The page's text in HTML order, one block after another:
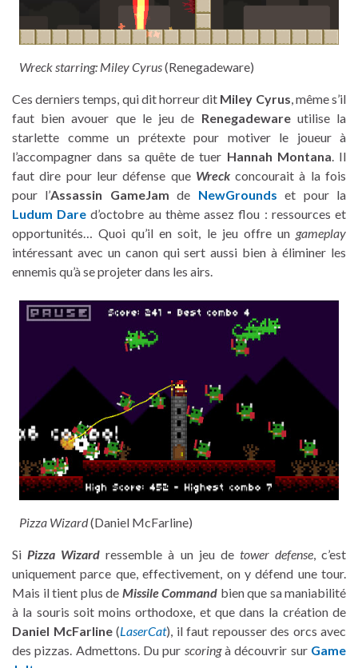
Wreck starring: Miley Cyrus(Renegadeware)
Ces derniers temps, qui dit horreur dit Miley Cyrus, même s’il
faut bien avouer que le jeu de Renegadewareutilise la
starlette comme un prétexte pour motiver le joueur à
l’accompagner dans sa quête de tuer Hannah Montana. Il
faut dire pour leur défense que Wreck concourait à la fois
pour l’Assassin GameJam de NewGrounds et pour la
Ludum Dare d’octobre au thème assez flou : ressources et
opportunités… Quoi qu’il en soit, le jeu offre un gameplay
intéressant avec un canon qui sert aussi bien à éliminer les
ennemis qu’à se projeter dans les airs.
Pizza Wizard(Daniel McFarline)
SiPizza Wizard ressemble à un jeu de tower defense, c’est
uniquement parce que, effectivement, on y défend une tour.
Mais il tient plus de Missile Command bien que sa maniabilité
à la souris soit moins orthodoxe, et que dans la création de
Daniel McFarline(LaserCat), il faut repousser des orcs avec
des pizzas. Admettons. Du pur scoringà découvrir sur Game